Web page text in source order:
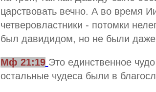
царствовать вечно. А во время
четверовластники - потомки
был давидидом, но не были
Мф 21:19 Это единственное
остальные чудеса были в